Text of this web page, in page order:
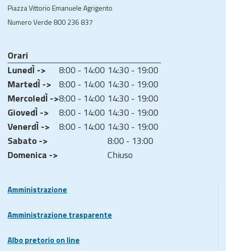
Piazza Vittorio Emanuele Agrigento
Numero Verde 800 236 837
Orari
LunedÌ ->
8:00 - 14:00 14:30 - 19:00
MartedÌ -> 8:00 - 14:00 14:30 - 19:00
MercoledÌ ->8:00 - 14:00 14:30 - 19:00
GiovedÌ ->
8:00 - 14:00 14:30 - 19:00
VenerdÌ ->
8:00 - 14:00 14:30 - 19:00
Sabato ->
8:00 - 13:00
Domenica ->
Chiuso
Amministrazione
Amministrazione trasparente
Albo pretorio on line